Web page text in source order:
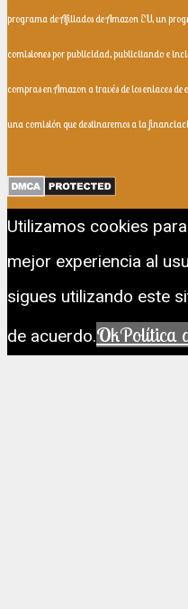
programa de Afiliados de Amazon EU, un
comisiones por publicidad, publicitando e
compras en Amazon a través de los enlaces de
una comisión que destinaremos a la
Utilizamos cookies
mejor experiencia al
sigues utilizando este
de acuerdo.OkPolítica